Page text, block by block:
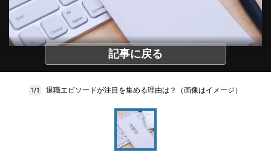
記事に戻る
1/1 退職エピソードが注目を集める理由は？（画像はイメージ）